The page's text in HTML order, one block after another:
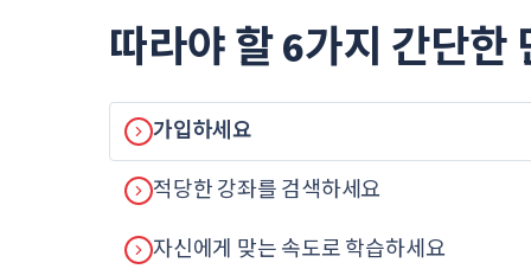
따라야 할 6가지 간단한
가입하세요
적당한 강좌를 검색하세요
자신에게 맞는 속도로 학습하세요